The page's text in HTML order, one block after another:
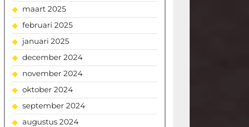
maart 2025
februari 2025
januari 2025
december 2024
november 2024
oktober 2024
september 2024
augustus 2024